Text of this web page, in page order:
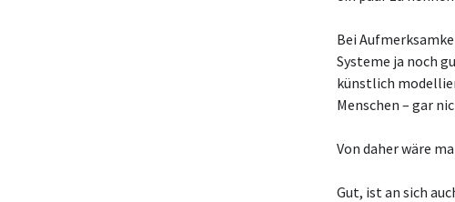
Bei
Systeme ja noch
künstlich
Menschen – gar
Von daher wäre
Gut, ist an sich